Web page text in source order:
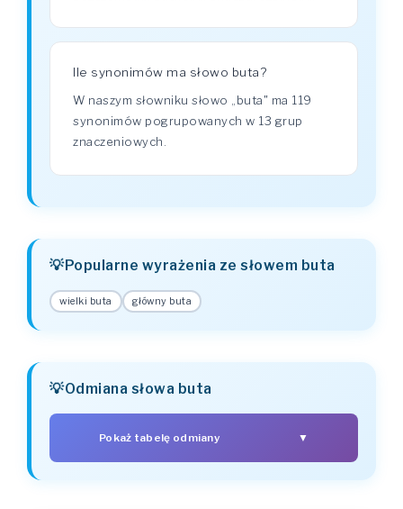
Ile synonimów ma słowo buta?
W naszym słowniku słowo „buta" ma 119
synonimów pogrupowanych w 13 grup
znaczeniowych.
Popularne wyrażenia ze słowem buta
wielki buta główny buta
Odmiana słowa buta
Pokaż tabelę odmiany ▼